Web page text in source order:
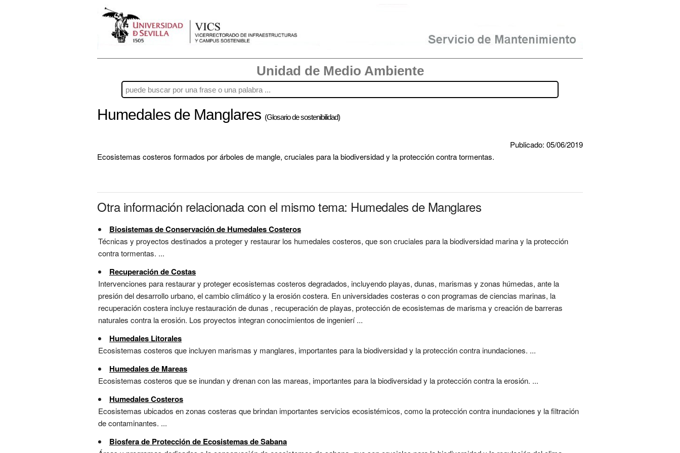
Unidad de Medio Ambiente
Humedales de Manglares (Glosario de sostenibilidad)
Publicado: 05/06/2019
Ecosistemas costeros formados por árboles de mangle, cruciales para la biodiversidad y la protección contra tormentas.
Otra información relacionada con el mismo tema: Humedales de Manglares
Biosistemas de Conservación de Humedales Costeros
Técnicas y proyectos destinados a proteger y restaurar los humedales costeros, que son cruciales para la biodiversidad marina y la protección
contra tormentas. ...
Recuperación de Costas
Intervenciones para restaurar y proteger ecosistemas costeros degradados, incluyendo playas, dunas, marismas y zonas húmedas, ante la
presión del desarrollo urbano, el cambio climático y la erosión costera. En universidades costeras o con programas de ciencias marinas, la
recuperación costera incluye restauración de dunas , recuperación de playas, protección de ecosistemas de marisma y creación de barreras
naturales contra la erosión. Los proyectos integran conocimientos de ingenierí ...
Humedales Litorales
Ecosistemas costeros que incluyen marismas y manglares, importantes para la biodiversidad y la protección contra inundaciones. ...
Humedales de Mareas
Ecosistemas costeros que se inundan y drenan con las mareas, importantes para la biodiversidad y la protección contra la erosión. ...
Humedales Costeros
Ecosistemas ubicados en zonas costeras que brindan importantes servicios ecosistémicos, como la protección contra inundaciones y la filtración
de contaminantes. ...
Biosfera de Protección de Ecosistemas de Sabana